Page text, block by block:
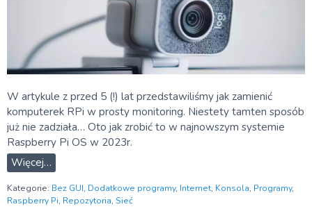
W artykule z przed 5 (!) lat przedstawiliśmy jak zamienić
komputerek RPi w prosty monitoring. Niestety tamten sposób
już nie zadziała… Oto jak zrobić to w najnowszym systemie
Raspberry Pi OS w 2023r.
Więcej…
Kategorie: Bez GUI, Dodatkowe programy, Internet, Konsola, Programy,
Raspberry Pi, Repozytoria, Sieć